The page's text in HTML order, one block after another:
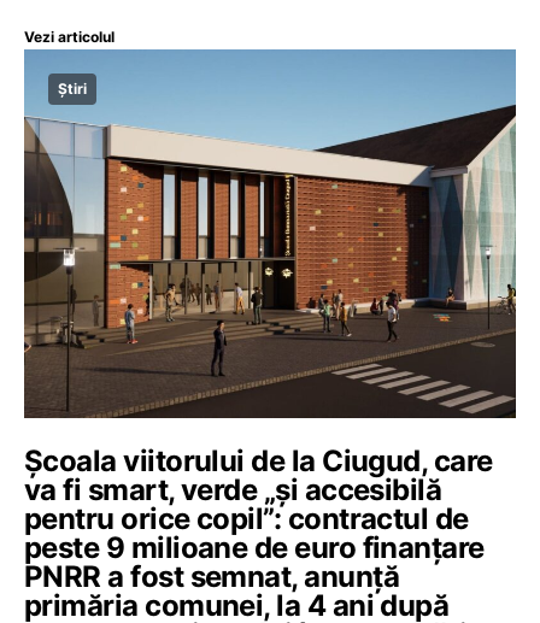
Vezi articolul
Știri
Școala viitorului de la Ciugud, care
va fi smart, verde „și accesibilă
pentru orice copil”: contractul de
peste 9 milioane de euro finanțare
PNRR a fost semnat, anunță
primăria comunei, la 4 ani după